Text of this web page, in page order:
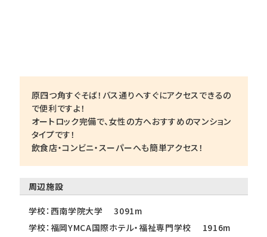
原四つ角すぐそば！バス通りへすぐにアクセスできるの
で便利ですよ！
オートロック完備で、女性の方へおすすめのマンション
タイプです！
飲食店・コンビニ・スーパーへも簡単アクセス！
周辺施設
学校：西南学院大学 3091m
学校：福岡YMCA国際ホテル・福祉専門学校 1916m